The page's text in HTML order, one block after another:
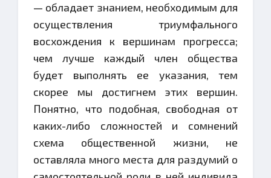
— обладает знанием, необходимым для
осуществления триумфального
восхождения к вершинам прогресса;
чем лучше каждый член общества
будет выполнять ее указания, тем
скорее мы достигнем этих вершин.
Понятно, что подобная, свободная от
каких-либо сложностей и сомнений
схема общественной жизни, не
оставляла много места для раздумий о